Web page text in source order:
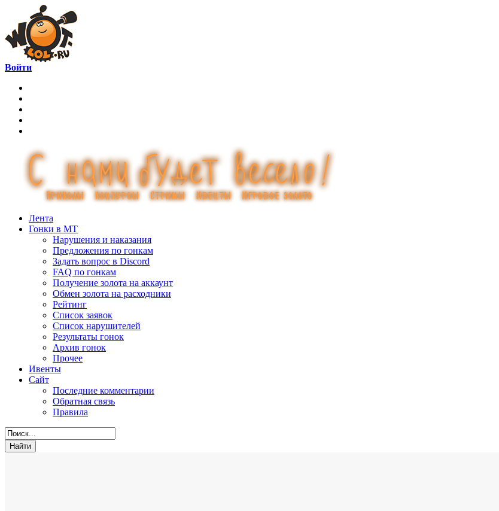
Войти
Лента
Гонки в МТ
Нарушения и наказания
Предложения по гонкам
Задать вопрос в Discord
FAQ по гонкам
Получение золота на аккаунт
Обмен золота на расходники
Рейтинг
Список заявок
Список нарушителей
Результаты гонок
Архив гонок
Прочее
Ивенты
Сайт
Последние комментарии
Обратная связь
Правила